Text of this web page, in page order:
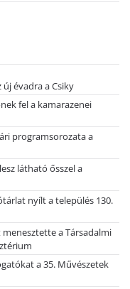
új évadra a Csiky
fel a kamarazenei
programsorozata a
látható ősszel a
nyílt a település 130.
a Társadalmi
a 35. Művészetek